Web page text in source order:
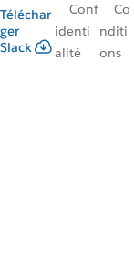
Téléchar
ger
Slack
Conf
identi
alité
Co
nditi
ons